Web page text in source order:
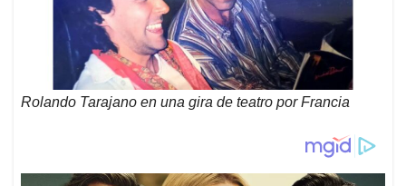
Rolando Tarajano en una gira de teatro por Francia